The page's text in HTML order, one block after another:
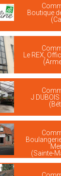
Boutique
Le REX,
J
(Sainte-